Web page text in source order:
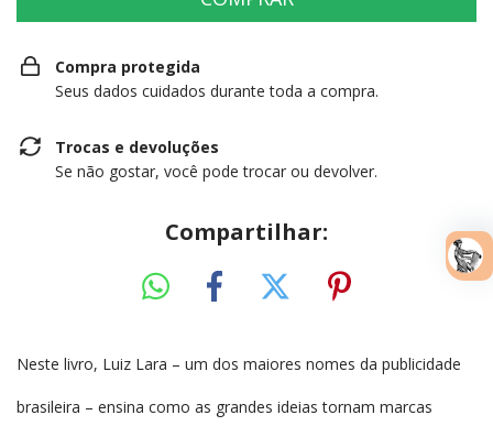
Compra protegida
Seus dados cuidados durante toda a compra.
Trocas e devoluções
Se não gostar, você pode trocar ou devolver.
Compartilhar:
Neste livro, Luiz Lara – um dos maiores nomes da publicidade
brasileira – ensina como as grandes ideias tornam marcas